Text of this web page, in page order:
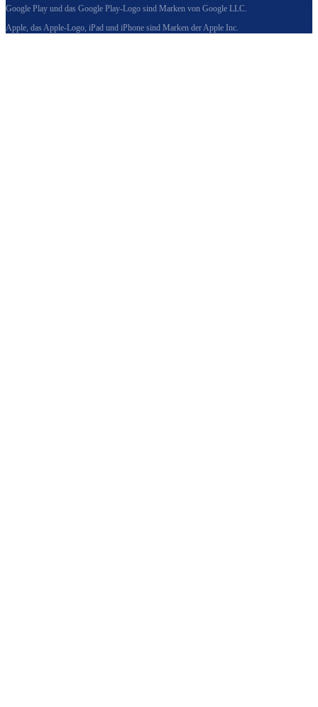
Google Play und das Google Play-Logo sind Marken von Google LLC.
Apple, das Apple-Logo, iPad und iPhone sind Marken der Apple Inc.